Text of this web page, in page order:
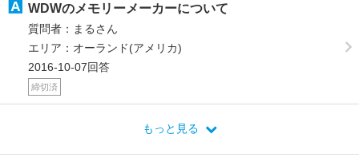
WDWのメモリーメーカーについて
質問者：まるさん
エリア：オーランド(アメリカ)
2016-10-07回答
締切済
もっと見る